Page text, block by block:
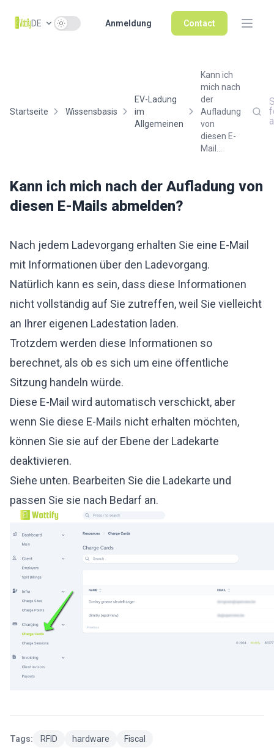
DE Use setting Anmeldung Contact
Startseite Wissensbasis
EV-Ladung
im
Allgemeinen
Kann ich
mich nach
der
Aufladung
von
diesen E-
Mail...
Kann ich mich nach der Aufladung von
diesen E-Mails abmelden?
Nach jedem Ladevorgang erhalten Sie eine E-Mail
mit Informationen über den Ladevorgang.
Natürlich kann es sein, dass diese Informationen
nicht vollständig auf Sie zutreffen, weil Sie vielleicht
an Ihrer eigenen Ladestation laden.
Trotzdem werden diese Informationen so
berechnet, als ob es sich um eine öffentliche
Sitzung handeln würde.
Diese E-Mail wird automatisch verschickt, aber
wenn Sie diese E-Mails nicht erhalten möchten,
können Sie sie auf der Ebene der Ladekarte
deaktivieren.
Siehe unten. Bearbeiten Sie die Ladekarte und
passen Sie sie nach Bedarf an.
Tags: RFID hardware Fiscal